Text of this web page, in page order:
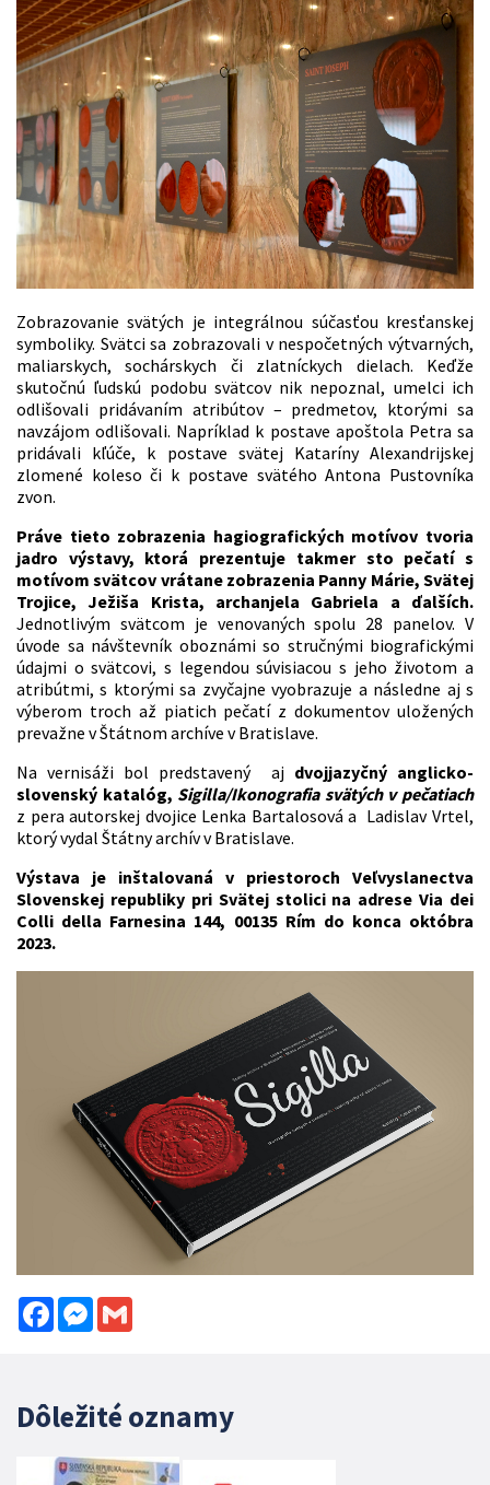
Zobrazovanie svätých je integrálnou súčasťou kresťanskej
symboliky. Svätci sa zobrazovali v nespočetných výtvarných,
maliarskych, sochárskych či zlatníckych dielach. Keďže
skutočnú ľudskú podobu svätcov nik nepoznal, umelci ich
odlišovali pridávaním atribútov – predmetov, ktorými sa
navzájom odlišovali. Napríklad k postave apoštola Petra sa
pridávali kľúče, k postave svätej Kataríny Alexandrijskej
zlomené koleso či k postave svätého Antona Pustovníka
zvon.
Práve tieto zobrazenia hagiografických motívov tvoria
jadro výstavy, ktorá prezentuje takmer sto pečatí s
motívom svätcov vrátane zobrazenia Panny Márie, Svätej
Trojice, Ježiša Krista, archanjela Gabriela a ďalších.
Jednotlivým svätcom je venovaných spolu 28 panelov. V
úvode sa návštevník oboznámi so stručnými biografickými
údajmi o svätcovi, s legendou súvisiacou s jeho životom a
atribútmi, s ktorými sa zvyčajne vyobrazuje a následne aj s
výberom troch až piatich pečatí z dokumentov uložených
prevažne v Štátnom archíve v Bratislave.
Na vernisáži bol predstavený aj dvojjazyčný anglicko-
slovenský katalóg, Sigilla/Ikonografia svätých v pečatiach
z pera autorskej dvojice Lenka Bartalosová a Ladislav Vrtel,
ktorý vydal Štátny archív v Bratislave.
Výstava je inštalovaná v priestoroch Veľvyslanectva
Slovenskej republiky pri Svätej stolici na adrese Via dei
Colli della Farnesina 144, 00135 Rím do konca októbra
2023.
FacebookMessenger
Dôležité oznamy